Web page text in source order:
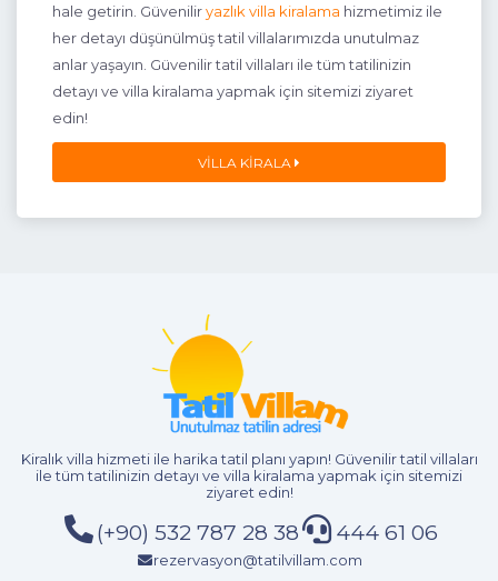
2+1 4 Kişi Beğen
hale getirin. Güveniliryazlık villa kiralama hizmetimiz ile
her detayı düşünülmüş tatil villalarımızda unutulmaz
anlar yaşayın. Güvenilir tatil villaları ile tüm tatilinizin
detayı ve villa kiralama yapmak için sitemizi ziyaret
edin!
VILLA KIRALA
Kiralık villa hizmetiile harika tatil planı yapın! Güvenilir tatil villaları
ile tüm tatilinizin detayı ve villa kiralama yapmak için sitemizi
ziyaret edin!
(+90) 532 787 28 38 444 61 06
rezervasyon@tatilvillam.com